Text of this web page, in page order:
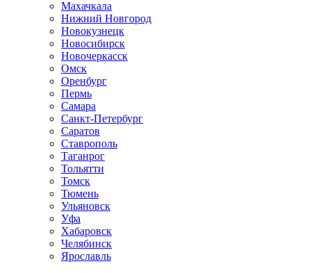
Махачкала
Нижний Новгород
Новокузнецк
Новосибирск
Новочеркаcск
Омск
Оренбург
Пермь
Самара
Санкт-Петербург
Саратов
Ставрополь
Таганрог
Тольятти
Томск
Тюмень
Ульяновск
Уфа
Хабаровск
Челябинск
Ярославль